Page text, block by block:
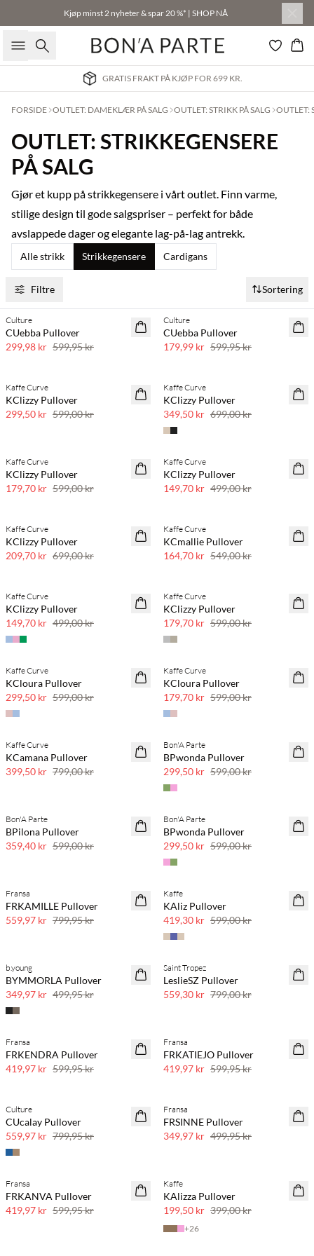
Kjøp minst 2 nyheter & spar 20 %* | SHOP NÅ
Søk
GRATIS FRAKT PÅ KJØP FOR 699 KR.
FORSIDE OUTLET: DAMEKLÆR PÅ SALG OUTLET: STRIKK PÅ SALG OUTLET:
OUTLET: STRIKKEGENSERE
PÅ SALG
Gjør et kupp på strikkegensere i vårt outlet. Finn varme,
stilige design til gode salgspriser – perfekt for både
avslappede dager og elegante lag-på-lag antrekk.
Alle strikk Strikkegensere Cardigans
Filtre Sortering
50 % rabatt
Culture
CUebba Pullover
299,98 kr 599,95 kr
70 % rabatt
Culture
CUebba Pullover
179,99 kr 599,95 kr
50 % rabatt
Kaffe Curve
KClizzy Pullover
299,50 kr 599,00 kr
50 % rabatt
Kaffe Curve
KClizzy Pullover
349,50 kr 699,00 kr
70 % rabatt
Få igjen
Kaffe Curve
KClizzy Pullover
179,70 kr 599,00 kr
70 % rabatt
Få igjen
Kaffe Curve
KClizzy Pullover
149,70 kr 499,00 kr
70 % rabatt
Få igjen
Kaffe Curve
KClizzy Pullover
209,70 kr 699,00 kr
70 % rabatt
Kaffe Curve
KCmallie Pullover
164,70 kr 549,00 kr
70 % rabatt
Få igjen
Kaffe Curve
KClizzy Pullover
149,70 kr 499,00 kr
70 % rabatt
Få igjen
Kaffe Curve
KClizzy Pullover
179,70 kr 599,00 kr
50 % rabatt
Kaffe Curve
KCloura Pullover
299,50 kr 599,00 kr
70 % rabatt
Kaffe Curve
KCloura Pullover
179,70 kr 599,00 kr
50 % rabatt
Kaffe Curve
KCamana Pullover
399,50 kr 799,00 kr
50 % rabatt
Bon'A Parte
BPwonda Pullover
299,50 kr 599,00 kr
40 % rabatt
Bon'A Parte
BPilona Pullover
359,40 kr 599,00 kr
50 % rabatt
Bon'A Parte
BPwonda Pullover
299,50 kr 599,00 kr
30 % rabatt
Fransa
FRKAMILLE Pullover
559,97 kr 799,95 kr
30 % rabatt
Kaffe
KAliz Pullover
419,30 kr 599,00 kr
30 % rabatt
b.young
BYMMORLA Pullover
349,97 kr 499,95 kr
30 % rabatt
Saint Tropez
LeslieSZ Pullover
559,30 kr 799,00 kr
30 % rabatt
Fransa
FRKENDRA Pullover
419,97 kr 599,95 kr
30 % rabatt
Fransa
FRKATIEJO Pullover
419,97 kr 599,95 kr
30 % rabatt
Culture
CUcalay Pullover
559,97 kr 799,95 kr
30 % rabatt
Fransa
FRSINNE Pullover
349,97 kr 499,95 kr
30 % rabatt
Fransa
FRKANVA Pullover
419,97 kr 599,95 kr
50 % rabatt
Kaffe
KAlizza Pullover
199,50 kr 399,00 kr
+26